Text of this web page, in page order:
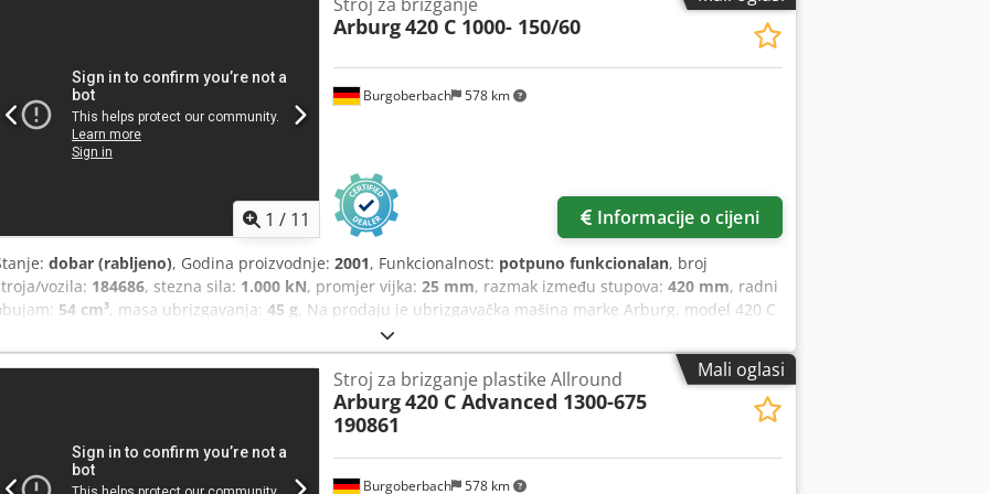
1 / 11
Burgoberbach 578 km
Stroj za brizganje
Arburg420 C 1000- 150/60
Informacije o cijeni
dobar (rabljeno), Godina proizvodnje: 2001, Funkcionalnost: potpuno funkcionalan, broj
vozila: 184686, stezna sila: 1.000 kN, promjer vijka: 25 mm, razmak između stupova: 420 mm, radni
54 cm³, masa ubrizgavanja: 45 g, Na prodaju je ubrizgavačka mašina marke Arburg, model 420 C
1000-150/60. Mašina je tehnički ispravna i veoma dobro održavana. Mašina se prodaje bez periferne
Rotacioni sto, transport granulata, uređaji za temperiranje i ostala dodatna oprema nisu
uključeni u ponudu. Tehnički podaci: Godina proizvodnje: 2001 Sila zatvaranja: Razmak između vodilica:
420 x 420 mm Put otvaranja: 500 mm Dedpjx E U Elofx Acqokr Visina alata za ugradnju: 250 mm Montažna
ploča za alat: 570 x 570 mm Put izbacivača: 175 mm Prečnik puža: 25 mm Teorijski zapreminski hod: 54
cm³ Masa ubrizgavanja: 45 g/PS Po želji, transport i utovar mogu biti organizovani širom Evrope uz
dodatnu nadoknadu. Cene su bez uračunatog PDV-a. Pregled je moguć uz prethodnu najavu. Kontaktirajte
Mali oglasi
Burgoberbach 578 km
Stroj za brizganje plastike Allround
Arburg420 C Advanced 1300-675
190861